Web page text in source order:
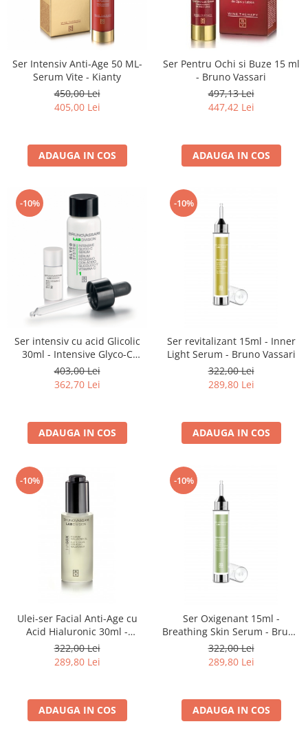
Ser Intensiv Anti-Age 50 ML-
Serum Vite - Kianty
450,00 Lei
405,00 Lei
ADAUGA IN COS
Ser Pentru Ochi si Buze 15 ml
- Bruno Vassari
497,13 Lei
447,42 Lei
ADAUGA IN COS
-10%
Ser intensiv cu acid Glicolic
30ml - Intensive Glyco-C
Serum - Bruno Vassari
403,00 Lei
362,70 Lei
ADAUGA IN COS
-10%
Ser revitalizant 15ml - Inner
Light Serum - Bruno Vassari
322,00 Lei
289,80 Lei
ADAUGA IN COS
-10%
Ulei-ser Facial Anti-Age cu
Acid Hialuronic 30ml -
Premium Hyaluronic Oil -
Bruno Vassari
322,00 Lei
289,80 Lei
ADAUGA IN COS
-10%
Ser Oxigenant 15ml -
Breathing Skin Serum - Bruno
Vassari
322,00 Lei
289,80 Lei
ADAUGA IN COS